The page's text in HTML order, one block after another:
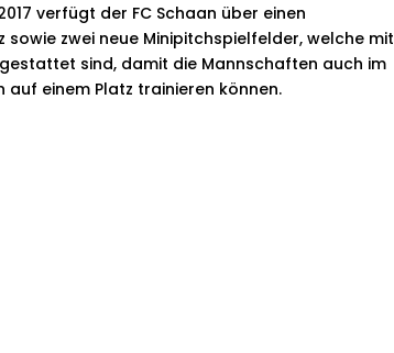
verfügt der FC Schaan über einen
sowie zwei neue Minipitchspielfelder, welche mit
sind, damit die Mannschaften auch im
auf einem Platz trainieren können.